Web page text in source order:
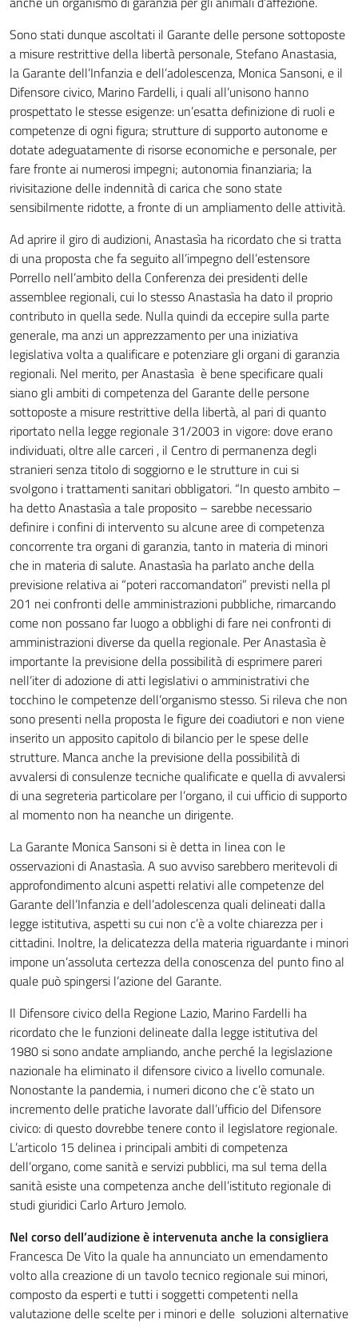
Sono stati dunque ascoltati il Garante delle persone sottoposte
a misure restrittive della libertà personale, Stefano Anastasia,
la Garante dell’Infanzia e dell’adolescenza, Monica Sansoni, e il
Difensore civico, Marino Fardelli, i quali all’unisono hanno
prospettato le stesse esigenze: un’esatta definizione di ruoli e
competenze di ogni figura; strutture di supporto autonome e
dotate adeguatamente di risorse economiche e personale, per
fare fronte ai numerosi impegni; autonomia finanziaria; la
rivisitazione delle indennità di carica che sono state
sensibilmente ridotte, a fronte di un ampliamento delle attività.
Ad aprire il giro di audizioni, Anastasìa ha ricordato che si tratta
di una proposta che fa seguito all’impegno dell’estensore
Porrello nell’ambito della Conferenza dei presidenti delle
assemblee regionali, cui lo stesso Anastasìa ha dato il proprio
contributo in quella sede. Nulla quindi da eccepire sulla parte
generale, ma anzi un apprezzamento per una iniziativa
legislativa volta a qualificare e potenziare gli organi di garanzia
regionali. Nel merito, per Anastasìa è bene specificare quali
siano gli ambiti di competenza del Garante delle persone
sottoposte a misure restrittive della libertà, al pari di quanto
riportato nella legge regionale 31/2003 in vigore: dove erano
individuati, oltre alle carceri , il Centro di permanenza degli
stranieri senza titolo di soggiorno e le strutture in cui si
svolgono i trattamenti sanitari obbligatori. “In questo ambito –
ha detto Anastasìa a tale proposito – sarebbe necessario
definire i confini di intervento su alcune aree di competenza
concorrente tra organi di garanzia, tanto in materia di minori
che in materia di salute. Anastasìa ha parlato anche della
previsione relativa ai “poteri raccomandatori” previsti nella pl
201 nei confronti delle amministrazioni pubbliche, rimarcando
come non possano far luogo a obblighi di fare nei confronti di
amministrazioni diverse da quella regionale. Per Anastasìa è
importante la previsione della possibilità di esprimere pareri
nell’iter di adozione di atti legislativi o amministrativi che
tocchino le competenze dell’organismo stesso. Si rileva che non
sono presenti nella proposta le figure dei coadiutori e non viene
inserito un apposito capitolo di bilancio per le spese delle
strutture. Manca anche la previsione della possibilità di
avvalersi di consulenze tecniche qualificate e quella di avvalersi
di una segreteria particolare per l’organo, il cui ufficio di supporto
al momento non ha neanche un dirigente.
La Garante Monica Sansoni si è detta in linea con le
osservazioni di Anastasìa. A suo avviso sarebbero meritevoli di
approfondimento alcuni aspetti relativi alle competenze del
Garante dell’Infanzia e dell’adolescenza quali delineati dalla
legge istitutiva, aspetti su cui non c’è a volte chiarezza per i
cittadini. Inoltre, la delicatezza della materia riguardante i minori
impone un’assoluta certezza della conoscenza del punto fino al
quale può spingersi l’azione del Garante.
Il Difensore civico della Regione Lazio, Marino Fardelli ha
ricordato che le funzioni delineate dalla legge istitutiva del
1980 si sono andate ampliando, anche perché la legislazione
nazionale ha eliminato il difensore civico a livello comunale.
Nonostante la pandemia, i numeri dicono che c’è stato un
incremento delle pratiche lavorate dall’ufficio del Difensore
civico: di questo dovrebbe tenere conto il legislatore regionale.
L’articolo 15 delinea i principali ambiti di competenza
dell’organo, come sanità e servizi pubblici, ma sul tema della
sanità esiste una competenza anche dell’istituto regionale di
studi giuridici Carlo Arturo Jemolo.
Nel corso dell’audizione è intervenuta anche la consigliera
Francesca De Vito la quale ha annunciato un emendamento
volto alla creazione di un tavolo tecnico regionale sui minori,
composto da esperti e tutti i soggetti competenti nella
valutazione delle scelte per i minori e delle soluzioni alternative